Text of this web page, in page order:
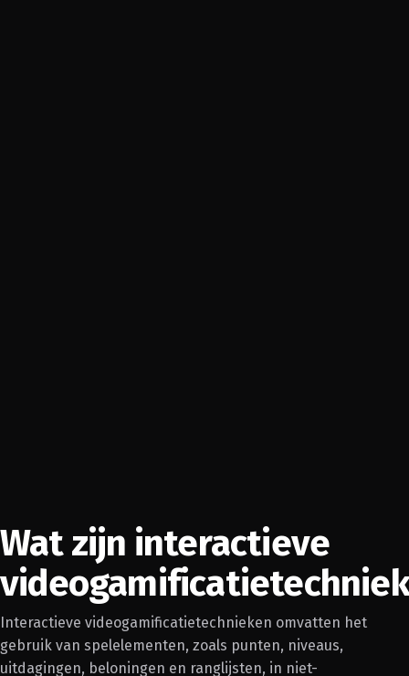
Wat zijn interactieve
Interactieve videogamificatietechnieken omvatten het
gebruik van spelelementen, zoals punten, niveaus,
uitdagingen, beloningen en ranglijsten, in niet-